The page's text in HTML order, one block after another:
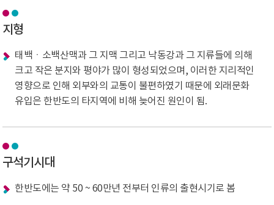
지형
태백ㆍ소백산맥과 그 지맥 그리고 낙동강과 그 지류들에 의해
크고 작은 분지와 평야가 많이 형성되었으며, 이러한 지리적인
영향으로 인해 외부와의 교통이 불편하였기 때문에 외래문화
유입은 한반도의 타지역에 비해 늦어진 원인이 됨.
구석기시대
한반도에는 약 50 ~ 60만년 전부터 인류의 출현시기로 봄